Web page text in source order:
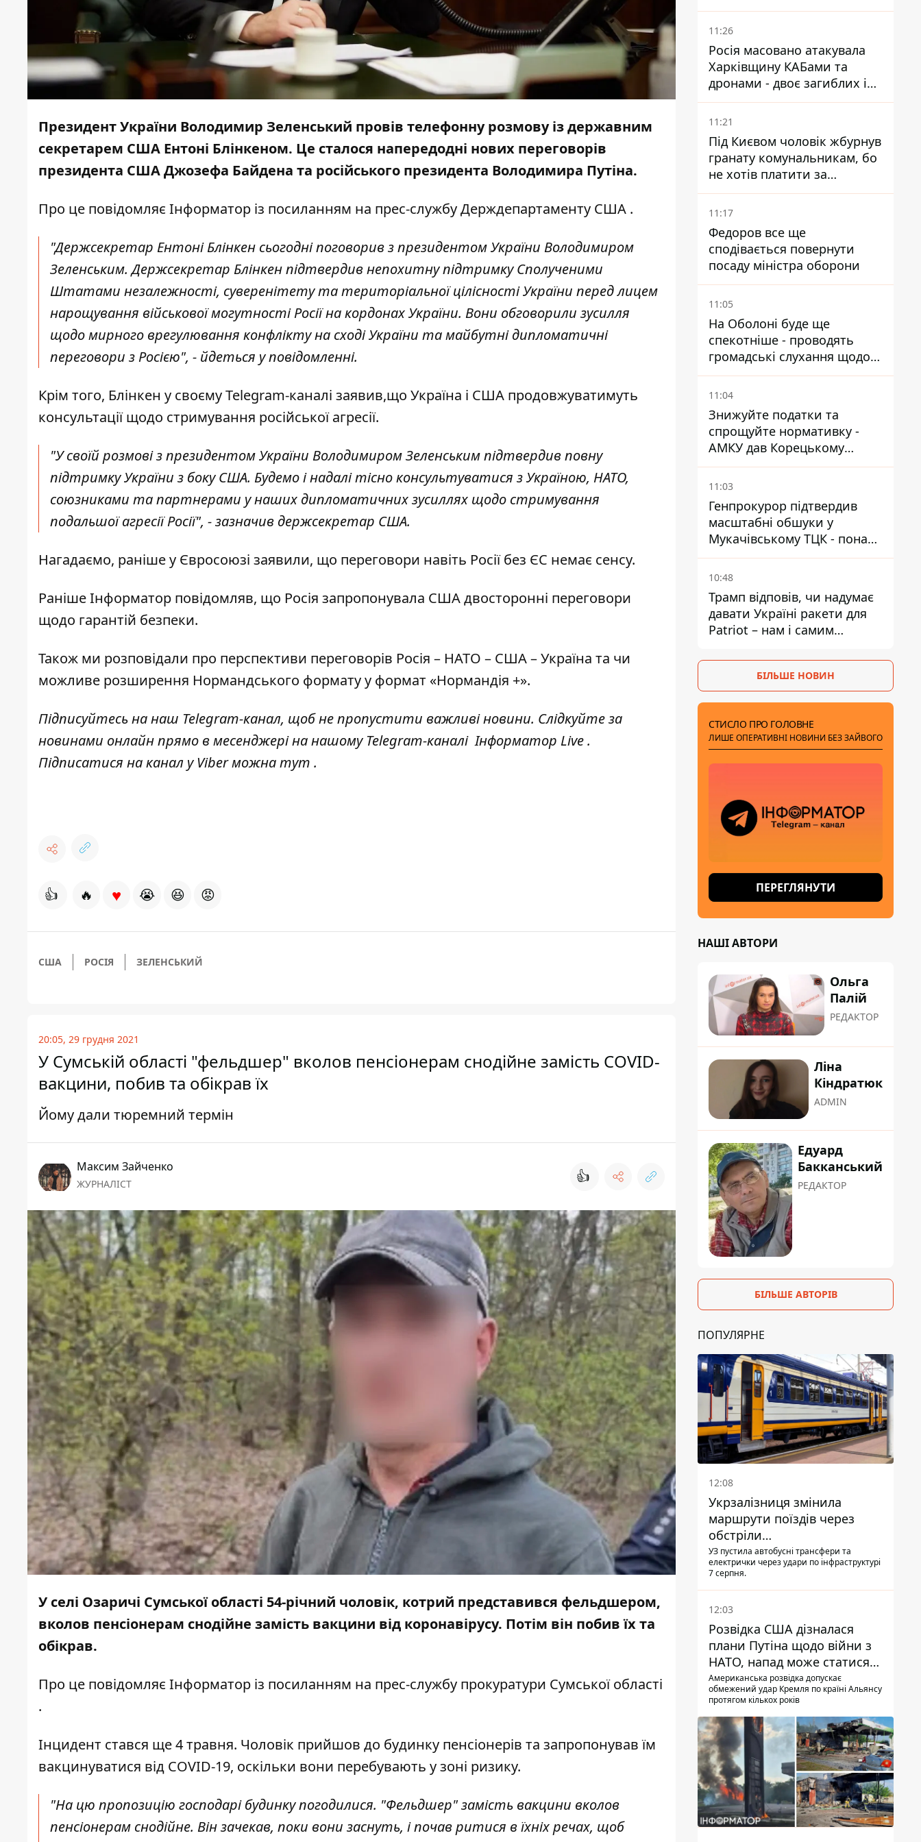
Президент України Володимир Зеленський провів телефонну розмову із державним
секретарем США Ентоні Блінкеном. Це сталося напередодні нових переговорів
президента США Джозефа Байдена та російського президента Володимира Путіна.
Про це повідомляє Інформатор із посиланням на прес-службуДерждепартаменту США .
"Держсекретар Ентоні Блінкен сьогодні поговорив з президентом України Володимиром
Зеленським. Держсекретар Блінкен підтвердив непохитну підтримку Сполученими
Штатами незалежності, суверенітету та територіальної цілісності України перед лицем
нарощування військової могутності Росії на кордонах України. Вони обговорили зусилля
щодо мирного врегулювання конфлікту на сході України та майбутні дипломатичні
переговори з Росією", - йдеться у повідомленні.
Крім того, Блінкен у своєму Telegram-каналі заявив,що Україна і США продовжуватимуть
консультації щодо стримування російської агресії.
"У своїй розмові з президентом України Володимиром Зеленським підтвердив повну
підтримку України з боку США. Будемо і надалі тісно консультуватися з Україною, НАТО,
союзниками та партнерами у наших дипломатичних зусиллях щодо стримування
подальшої агресії Росії", - зазначив держсекретар США.
Нагадаємо, раніше у Євросоюзі заявили, що переговори навіть Росіїбез ЄС немає сенсу.
РанішеІнформатор повідомляв, що Росія запропонувала США двосторонні переговори
щодо гарантій безпеки.
Також ми розповідали про перспективи переговорів Росія – НАТО – США – Україна та чи
можливе розширення Нормандського формату у формат «Нормандія +».
Підписуйтесь на наш Telegram-канал, щоб не пропустити важливі новини. Слідкуйте за
новинами онлайн прямо в месенджері на нашому Telegram-каналіІнформатор Live.
Підписатися на канал у Viber можнатут .
👍 🔥 ♥ 😭 😆 😡
США РОСІЯ ЗЕЛЕНСЬКИЙ
20:05, 29 грудня 2021
У Сумській області "фельдшер" вколов пенсіонерам снодійне замість COVID-
вакцини, побив та обікрав їх
Йому дали тюремний термін
Максим Зайченко
ЖУРНАЛІСТ 👍
У селі Озаричі Сумської області 54-річний чоловік, котрий представився фельдшером,
вколов пенсіонерам снодійне замість вакцини від коронавірусу. Потім він побив їх та
обікрав.
Про це повідомляє Інформатор із посиланням на прес-службу прокуратури Сумської області
.
Інцидент стався ще 4 травня. Чоловік прийшов до будинку пенсіонерів та запропонував їм
вакцинуватися від COVID-19, оскільки вони перебувають у зоні ризику.
"На цю пропозицію господарі будинку погодилися. "Фельдшер" замість вакцини вколов
пенсіонерам снодійне. Він зачекав, поки вони заснуть, і почав ритися в їхніх речах, щоб
11:26
Росія масовано атакувала
Харківщину КАБами та
дронами - двоє загиблих і
19 поранених
11:21
Під Києвом чоловік жбурнув
гранату комунальникам, бо
не хотів платити за
квитанціями
11:17
Федоров все ще
сподівається повернути
посаду міністра оборони
11:05
На Оболоні буде ще
спекотніше - проводять
громадські слухання щодо
храму УГКЦ на Північній
11:04
Знижуйте податки та
спрощуйте нормативку -
АМКУ дав Корецькому
поради щодо зниження цін
на пальне
11:03
Генпрокурор підтвердив
масштабні обшуки у
Мукачівському ТЦК - понад
1,5 тисячі списаних з
військового обліку за
10:48
Трамп відповів, чи надумає
давати Україні ракети для
Patriot – нам і самим
БІЛЬШЕ НОВИН
СТИСЛО ПРО ГОЛОВНЕ
ЛИШЕ ОПЕРАТИВНІ НОВИНИ БЕЗ ЗАЙВОГО
ПЕРЕГЛЯНУТИ
НАШІ АВТОРИ
Ольга
Палій
РЕДАКТОР
Ліна
Кіндратюк
ADMIN
Едуард
Бакканський
РЕДАКТОР
БІЛЬШЕ АВТОРІВ
ПОПУЛЯРНЕ
12:08
Укрзалізниця змінила
маршрути поїздів через
обстріли
Дніпропетровщини,
Харківщини й Запоріжжя
УЗ пустила автобусні трансфери та
електрички через удари по інфраструктурі
7 серпня.
12:03
Розвідка США дізналася
плани Путіна щодо війни з
НАТО, напад може статися
восени – у WSJ розкрили
деталі
Американська розвідка допускає
обмежений удар Кремля по країні Альянсу
протягом кількох років